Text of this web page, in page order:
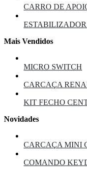
CARRO DE
Mais Vendidos
MICRO SWITCH
CARCAÇA
KIT FECHO
Novidades
CARCAÇA MINI
COMANDO